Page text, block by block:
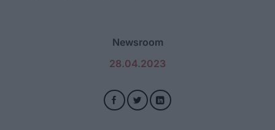
Newsroom
28.04.2023